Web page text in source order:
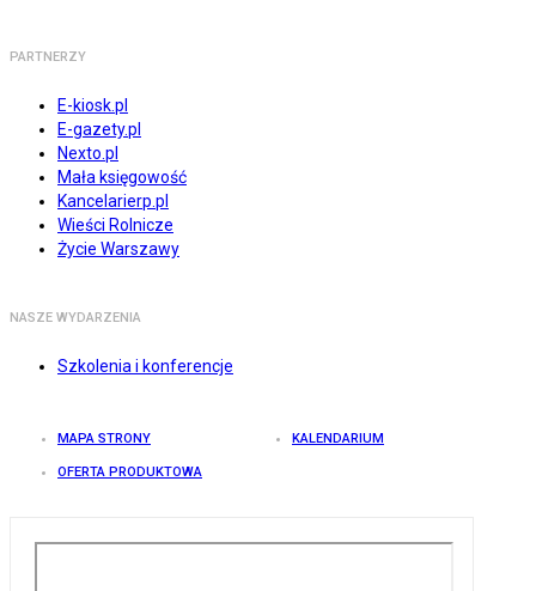
PARTNERZY
E-kiosk.pl
E-gazety.pl
Nexto.pl
Mała księgowość
Kancelarierp.pl
Wieści Rolnicze
Życie Warszawy
NASZE WYDARZENIA
Szkolenia i konferencje
MAPA STRONY KALENDARIUM
OFERTA PRODUKTOWA